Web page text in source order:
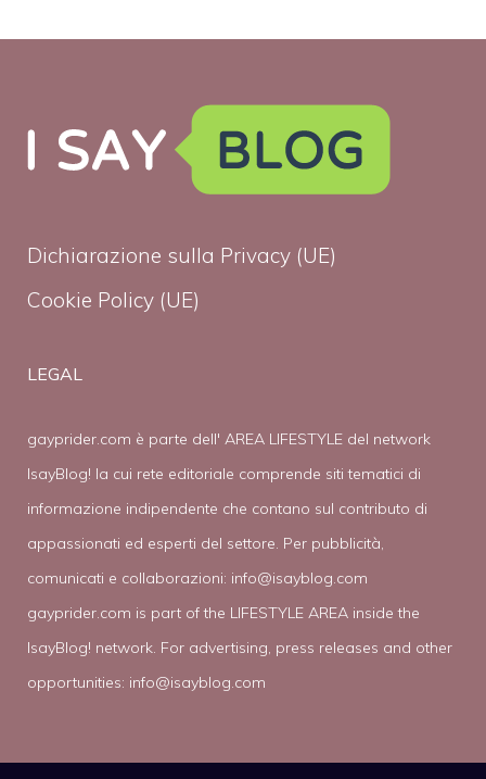
Dichiarazione sulla Privacy (UE)
Cookie Policy (UE)
LEGAL
gayprider.com è parte dell' AREA LIFESTYLE del network
IsayBlog! la cui rete editoriale comprende siti tematici di
informazione indipendente che contano sul contributo di
appassionati ed esperti del settore. Per pubblicità,
comunicati e collaborazioni: info@isayblog.com
gayprider.com is part of the LIFESTYLE AREA inside the
IsayBlog! network. For advertising, press releases and other
opportunities: info@isayblog.com